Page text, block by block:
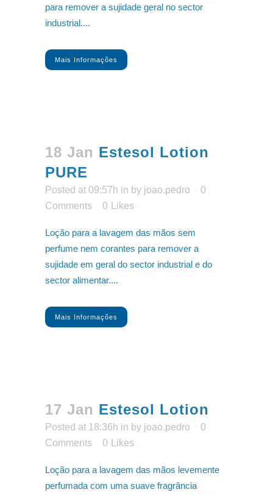
para remover a sujidade geral no sector
industrial....
Mais Informações
18 Jan Estesol Lotion
PURE
Posted at 09:57h in by joao.pedro
0
Comments
0 Likes
Loção para a lavagem das mãos sem
perfume nem corantes para remover a
sujidade em geral do sector industrial e do
sector alimentar....
Mais Informações
17 Jan Estesol Lotion
Posted at 18:36h in by joao.pedro
0
Comments
0 Likes
Loção para a lavagem das mãos levemente
perfumada com uma suave fragrância